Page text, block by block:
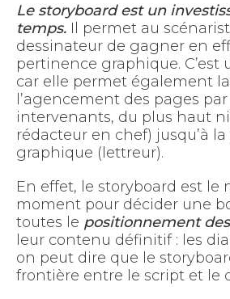
Le storyboardest un
temps. Il permet au
dessinateur de gagner en
pertinence graphique. C’est
car elle permet également
l’agencement des pages
intervenants, du plus haut
rédacteur en chef) jusqu’à
graphique (lettreur).
En effet, le storyboard est le
moment pour décider une
toutes le positionnement
leur contenu définitif : les
on peut dire que le
frontière entre le script et le